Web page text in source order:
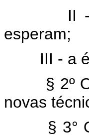
II
esperam;
III - a
§ 2º
novas
§ 3°